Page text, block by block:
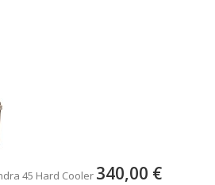
45 Hard Cooler 340,00 €